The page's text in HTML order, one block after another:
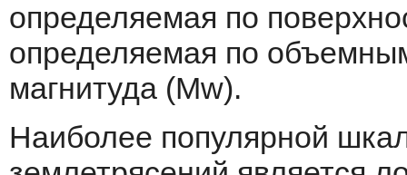
определяемая по
определяемая по
магнитуда (Mw).
Наиболее популярной